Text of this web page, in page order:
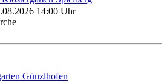
14:00 Uhr
Günzlhofen